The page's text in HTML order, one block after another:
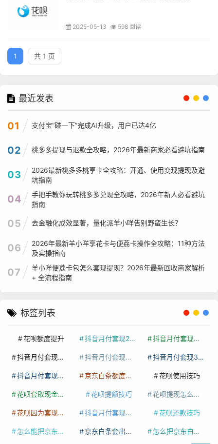
2025-05-13 598 阅读
1 共 1 页
最近发表
01 支付宝“碰一下”完成AI升级，用户已达4亿
02 桃多多提现与退款全攻略，2026年最新商家必看避坑指南
03
2026最新桃多多桃享卡全攻略：开通、使用变现提现及避
坑指南
04
手把手教你玩转桃多多兑现全攻略，2026年新人必看避坑
指南
05 去金融化成效显著，量化派羊小咩告别野蛮生长？
06
2026年最新羊小咩享花卡与便荔卡操作全攻略：11种方法
及实操指南
07
羊小咩便荔卡包怎么套现提现？2026年最新回收商家解析
+ 全流程指南
标签列表
花呗额度提升 抖音月付套现24小时接单 抖音月付套现怎么套
抖音月付套现多少手续费 抖音月付套现商家有哪些 抖音月付套现30秒技巧
抖音月付套现最新方法 京东白条额度提升 花呗使用技巧
花呗套取现金最佳方法 花呗提额技巧 花呗提现怎么操作
花呗因为套现被限额了这种情况要多久才会好 抖音月付套现秒回100起 花呗还款技巧
怎么能把京东白条额度钱套出来 京东白条套出来手续费多少 怎么把京东白条的钱取出来